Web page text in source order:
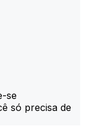
se
só precisa de